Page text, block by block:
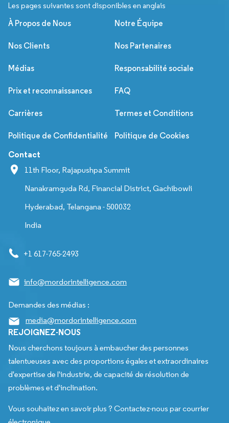
Les pages suivantes sont disponibles en anglais
À Propos de Nous Notre Équipe
Nos Clients Nos Partenaires
Médias Responsabilité sociale
Prix et reconnaissances FAQ
Carrières Termes et Conditions
Politique de Confidentialité Politique de Cookies
Contact
11th Floor, Rajapushpa Summit
Nanakramguda Rd, Financial District, Gachibowli
Hyderabad, Telangana - 500032
India
+1 617-765-2493
info@mordorintelligence.com
Demandes des médias :
media@mordorintelligence.com
REJOIGNEZ-NOUS
Nous cherchons toujours à embaucher des personnes
talentueuses avec des proportions égales et extraordinaires
d'expertise de l'industrie, de capacité de résolution de
problèmes et d'inclination.
Vous souhaitez en savoir plus ? Contactez-nous par courrier